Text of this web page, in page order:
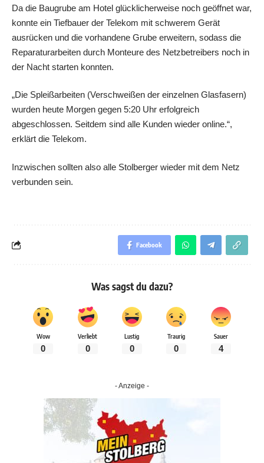
Da die Baugrube am Hotel glücklicherweise noch geöffnet war,
konnte ein Tiefbauer der Telekom mit schwerem Gerät
ausrücken und die vorhandene Grube erweitern, sodass die
Reparaturarbeiten durch Monteure des Netzbetreibers noch in
der Nacht starten konnten.
„Die Spleißarbeiten (Verschweißen der einzelnen Glasfasern)
wurden heute Morgen gegen 5:20 Uhr erfolgreich
abgeschlossen. Seitdem sind alle Kunden wieder online.“,
erklärt die Telekom.
Inzwischen sollten also alle Stolberger wieder mit dem Netz
verbunden sein.
Facebook
Was sagst du dazu?
Wow
0
Verliebt
0
Lustig
0
Traurig
0
Sauer
4
- Anzeige -